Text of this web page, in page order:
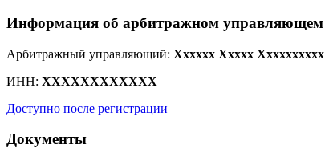
Информация об арбитражном управляющем
Арбитражный управляющий: Xxxxxx Xxxxx Xxxxxxxxxx
ИНН: XXXXXXXXXXXX
Доступно после регистрации
Документы